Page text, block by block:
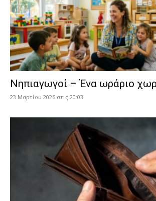
Νηπιαγωγοί – Ένα ωράριο
23 Μαρτίου 2026 στις 20:03